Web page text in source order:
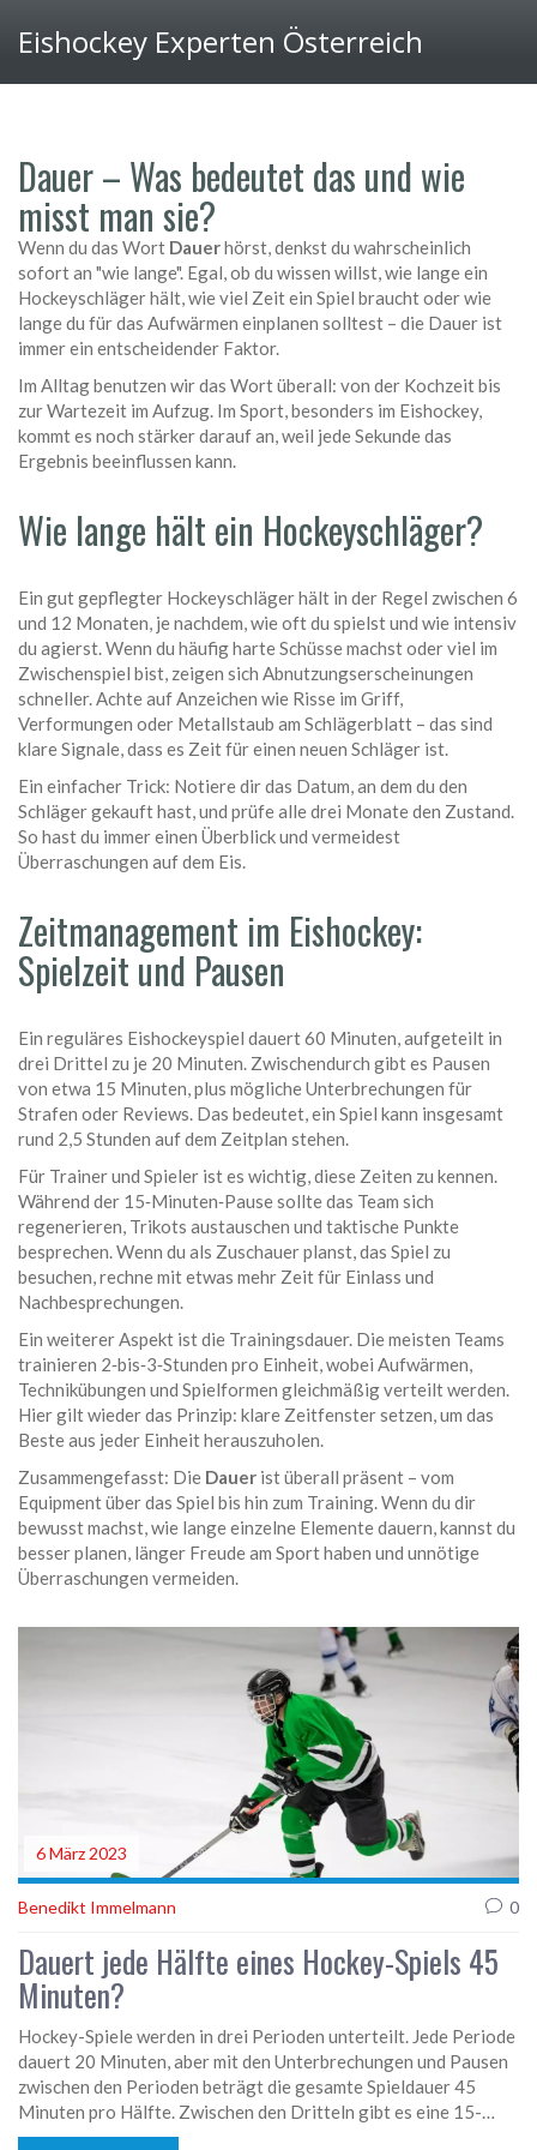
Eishockey Experten Österreich
Dauer – Was bedeutet das und wie
misst man sie?
Wenn du das Wort Dauerhörst, denkst du wahrscheinlich
sofort an "wie lange". Egal, ob du wissen willst, wie lange ein
Hockeyschläger hält, wie viel Zeit ein Spiel braucht oder wie
lange du für das Aufwärmen einplanen solltest – die Dauer ist
immer ein entscheidender Faktor.
Im Alltag benutzen wir das Wort überall: von der Kochzeit bis
zur Wartezeit im Aufzug. Im Sport, besonders im Eishockey,
kommt es noch stärker darauf an, weil jede Sekunde das
Ergebnis beeinflussen kann.
Wie lange hält ein Hockeyschläger?
Ein gut gepflegter Hockeyschläger hält in der Regel zwischen 6
und 12 Monaten, je nachdem, wie oft du spielst und wie intensiv
du agierst. Wenn du häufig harte Schüsse machst oder viel im
Zwischenspiel bist, zeigen sich Abnutzungserscheinungen
schneller. Achte auf Anzeichen wie Risse im Griff,
Verformungen oder Metallstaub am Schlägerblatt – das sind
klare Signale, dass es Zeit für einen neuen Schläger ist.
Ein einfacher Trick: Notiere dir das Datum, an dem du den
Schläger gekauft hast, und prüfe alle drei Monate den Zustand.
So hast du immer einen Überblick und vermeidest
Überraschungen auf dem Eis.
Zeitmanagement im Eishockey:
Spielzeit und Pausen
Ein reguläres Eishockeyspiel dauert 60 Minuten, aufgeteilt in
drei Drittel zu je 20 Minuten. Zwischendurch gibt es Pausen
von etwa 15 Minuten, plus mögliche Unterbrechungen für
Strafen oder Reviews. Das bedeutet, ein Spiel kann insgesamt
rund 2,5 Stunden auf dem Zeitplan stehen.
Für Trainer und Spieler ist es wichtig, diese Zeiten zu kennen.
Während der 15‑Minuten‑Pause sollte das Team sich
regenerieren, Trikots austauschen und taktische Punkte
besprechen. Wenn du als Zuschauer planst, das Spiel zu
besuchen, rechne mit etwas mehr Zeit für Einlass und
Nachbesprechungen.
Ein weiterer Aspekt ist die Trainingsdauer. Die meisten Teams
trainieren 2‑bis‑3‑Stunden pro Einheit, wobei Aufwärmen,
Technikübungen und Spielformen gleichmäßig verteilt werden.
Hier gilt wieder das Prinzip: klare Zeitfenster setzen, um das
Beste aus jeder Einheit herauszuholen.
Zusammengefasst: Die Dauer ist überall präsent – vom
Equipment über das Spiel bis hin zum Training. Wenn du dir
bewusst machst, wie lange einzelne Elemente dauern, kannst du
besser planen, länger Freude am Sport haben und unnötige
Überraschungen vermeiden.
6 März 2023
Benedikt Immelmann 0
Dauert jede Hälfte eines Hockey-Spiels 45
Minuten?
Hockey-Spiele werden in drei Perioden unterteilt. Jede Periode
dauert 20 Minuten, aber mit den Unterbrechungen und Pausen
zwischen den Perioden beträgt die gesamte Spieldauer 45
Minuten pro Hälfte. Zwischen den Dritteln gibt es eine 15-
minütige Pause. Während der Drittelpausen können die Spieler